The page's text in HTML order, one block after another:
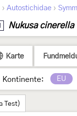
› Autostichidae ›
Nukusa cinerella
Karte
Kontinente: EU
Test)